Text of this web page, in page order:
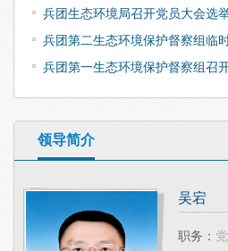
兵团生态环境局召开党员大会选
兵团第二生态环境保护督察组临
兵团第一生态环境保护督察组召
领导简介
吴宕
职务：